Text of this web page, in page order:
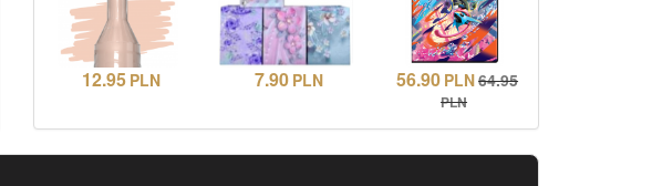
12.95 PLN 7.90 PLN 56.90 PLN64.95
PLN